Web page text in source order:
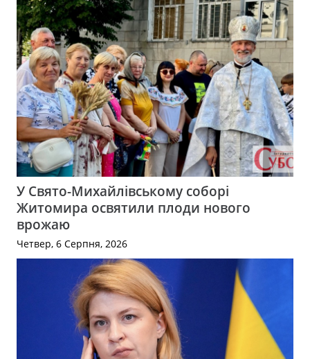
У Свято-Михайлівському соборі
Житомира освятили плоди нового
врожаю
Четвер, 6 Серпня, 2026